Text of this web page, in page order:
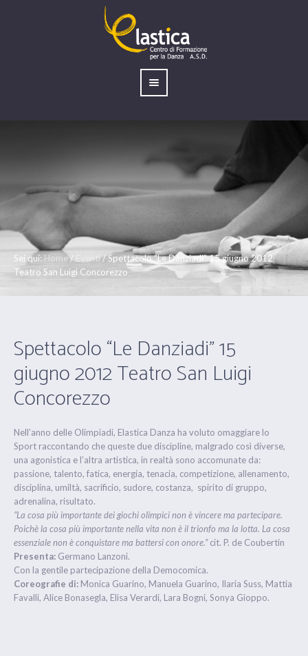
Sei qui:Home/ Eventi/Spettacolo “Le Danziadi” 15 giugno 2012
Teatro San Luigi Concorezzo
Spettacolo “Le Danziadi” 15
giugno 2012 Teatro San Luigi
Concorezzo
Nell’anno delle Olimpiadi, Elastica Danza ha voluto omaggiare lo
Sport raccontando che queste due discipline, malgrado così diverse,
una agonistica e l’altra artistica, in realtà sono accomunate da:
passione, talento, fatica, energia, tenacia, competizione, allenamento,
disciplina, umiltà, sacrificio, sudore, costanza, spirito di gruppo,
adrenalina, risultato.
“La cosa più importante dei giochi olimpici non è vincere ma partecipare.
Poichè la cosa più importante nella vita non è il trionfo ma la lotta. La cosa
essenziale non è conquistare ma battersi con onore.”cit. P. de Coubertin
Presenta: Germano Lanzoni.
Con la gentile partecipazione della Democomica.
Coreografie di: Monica Guarino, Manuela Guarino, Ilaria Suss, Mattia
Favalli, Alice Bonasegla, Elisa Verardi, Lara Bogni, Sonya Gioppo.